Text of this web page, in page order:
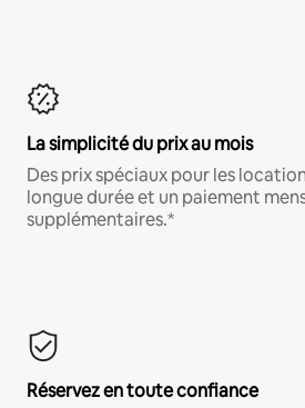
La simplicité du prix au mois
Des prix spéciaux pour les
longue durée et un paiement
supplémentaires.*
Réservez en toute confiance